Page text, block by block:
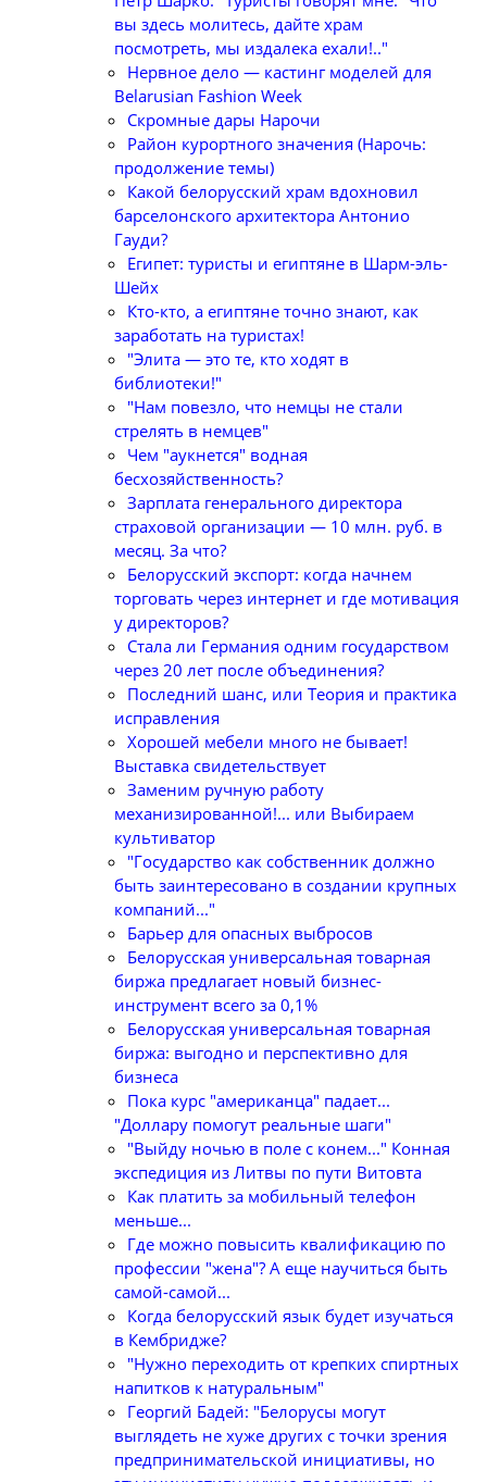
вы здесь молитесь, дайте храм
посмотреть, мы издалека ехали!.."
Нервное дело — кастинг моделей для
Belarusian Fashion Week
Скромные дары Нарочи
Район курортного значения (Нарочь:
продолжение темы)
Какой белорусский храм вдохновил
барселонского архитектора Антонио
Гауди?
Египет: туристы и египтяне в Шарм-эль-
Шейх
Кто-кто, а египтяне точно знают, как
заработать на туристах!
"Элита — это те, кто ходят в
библиотеки!"
"Нам повезло, что немцы не стали
стрелять в немцев"
Чем "аукнется" водная
бесхозяйственность?
Зарплата генерального директора
страховой организации — 10 млн. руб. в
месяц. За что?
Белорусский экспорт: когда начнем
торговать через интернет и где мотивация
у директоров?
Стала ли Германия одним государством
через 20 лет после объединения?
Последний шанс, или Теория и практика
исправления
Хорошей мебели много не бывает!
Выставка свидетельствует
Заменим ручную работу
механизированной!... или Выбираем
культиватор
"Государство как собственник должно
быть заинтересовано в создании крупных
компаний..."
Барьер для опасных выбросов
Белорусская универсальная товарная
биржа предлагает новый бизнес-
инструмент всего за 0,1%
Белорусская универсальная товарная
биржа: выгодно и перспективно для
бизнеса
Пока курс "американца" падает...
"Доллару помогут реальные шаги"
"Выйду ночью в поле с конем..." Конная
экспедиция из Литвы по пути Витовта
Как платить за мобильный телефон
меньше...
Где можно повысить квалификацию по
профессии "жена"? А еще научиться быть
самой-самой...
Когда белорусский язык будет изучаться
в Кембридже?
"Нужно переходить от крепких спиртных
напитков к натуральным"
Георгий Бадей: "Белорусы могут
выглядеть не хуже других с точки зрения
предпринимательской инициативы, но